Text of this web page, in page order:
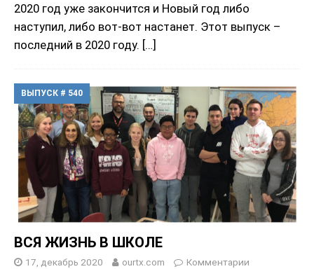
2020 год уже закончится и Новый год либо
наступил, либо вот-вот настанет. Этот выпуск –
последний в 2020 году. […]
ВЫПУСК # 540
ВСЯ ЖИЗНЬ В ШКОЛЕ
17, декабрь 2020 ourtx.com
Комментарии